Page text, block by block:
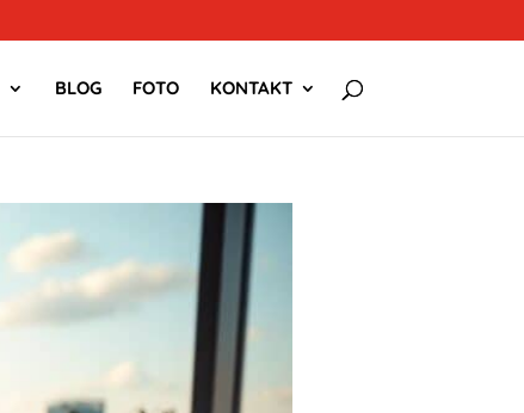
BLOG FOTO KONTAKT